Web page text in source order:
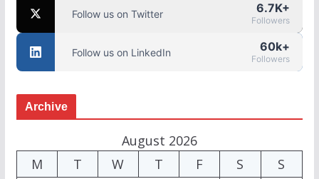
Follow us on Twitter 6.7K+
Followers
Follow us on LinkedIn 60k+
Followers
Archive
August 2026
M
T W T F S
S